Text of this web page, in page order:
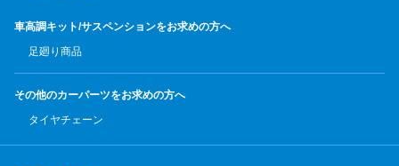
車高調キット/サスペンションをお求めの方へ
足廻り商品
その他のカーパーツをお求めの方へ
タイヤチェーン